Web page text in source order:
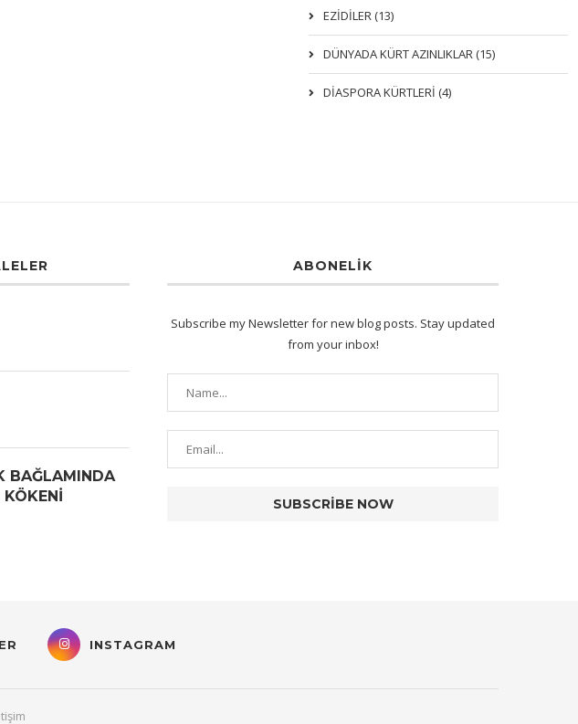
EZIDILER (13)
DÜNYADA KÜRT AZINLIKLAR (15)
DİASPORA KÜRTLERİ (4)
BAĞLAMINDA
KÖKENİ
ABONELIK
Subscribe my Newsletter for new blog posts. Stay updated
from your inbox!
INSTAGRAM